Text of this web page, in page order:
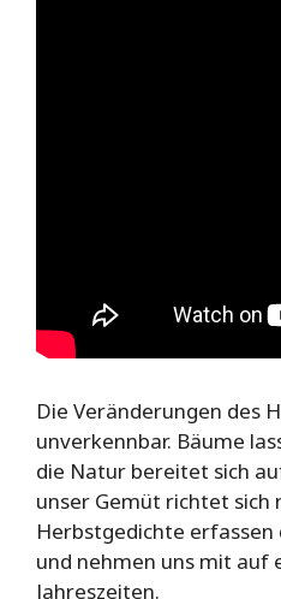
Die Veränderungen des
unverkennbar. Bäume
die Natur bereitet sich
unser Gemüt richtet sich
Herbstgedichte erfassen
und nehmen uns mit auf
Jahreszeiten.